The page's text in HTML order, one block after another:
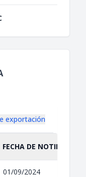
exportación
ORDENAR POR
FECHA DE
ASCENDENTE
01/09/2024